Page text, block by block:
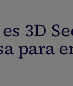
3D
para